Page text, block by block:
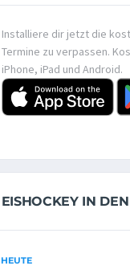
Installiere dir jetzt die
Termine zu verpassen.
iPhone, iPad und Android.
EISHOCKEY IN
HEUTE